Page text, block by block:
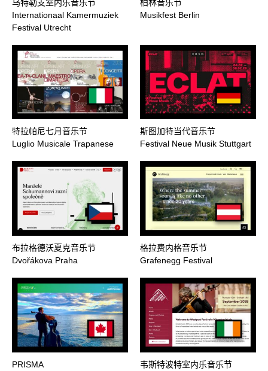
乌特勒支室内乐音乐节
Internationaal Kamermuziek
Festival Utrecht
柏林音乐节
Musikfest Berlin
特拉帕尼七月音乐节
Luglio Musicale Trapanese
斯图加特当代音乐节
Festival Neue Musik Stuttgart
布拉格德沃夏克音乐节
Dvořákova Praha
格拉费内格音乐节
Grafenegg Festival
PRISMA
韦斯特波特室内乐音乐节